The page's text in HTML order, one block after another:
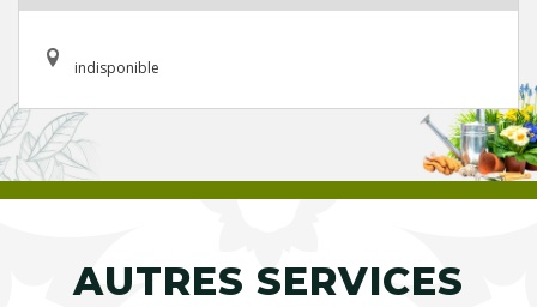
indisponible
AUTRES SERVICES